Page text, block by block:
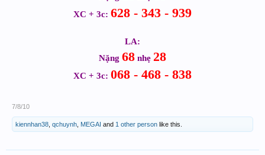
XC + 3c: 628 - 343 - 939
LA:
Nặng 68 nhẹ 28
XC + 3c: 068 - 468 - 838
7/8/10
kiennhan38 qchuynh MEGAI and 1 other person like this.